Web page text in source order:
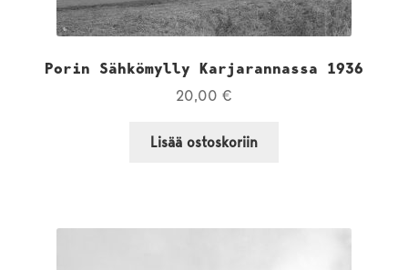
Porin Sähkömylly Karjarannassa 1936
20,00 €
Lisää ostoskoriin